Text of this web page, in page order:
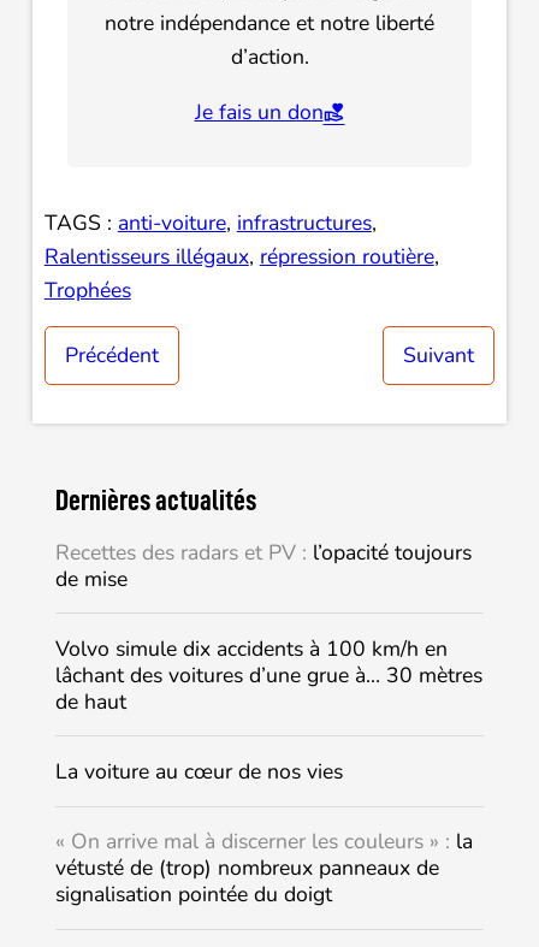
notre indépendance et notre liberté
d’action.
Je fais un don
TAGS : anti-voiture, infrastructures
Ralentisseurs illégaux, répression routière
Trophées
Précédent Suivant
Dernières actualités
Recettes des radars et PV : l’opacité toujours
de mise
Volvo simule dix accidents à 100 km/h en
lâchant des voitures d’une grue à… 30 mètres
de haut
La voiture au cœur de nos vies
« On arrive mal à discerner les couleurs » : la
vétusté de (trop) nombreux panneaux de
signalisation pointée du doigt